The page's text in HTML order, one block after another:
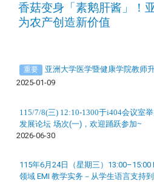
香菇变身「素鹅肝酱」！
为农产创造新价值
重要
亚洲大学医学暨健康学院教师
2025-01-09
115/7/8(三) 12:10-1300于i404会议室
发展论坛 场次(一)，欢迎踊跃参加~
2026-06-30
115年6月24日（星期三）
领域 EMI 教学实务－从学生语言支持